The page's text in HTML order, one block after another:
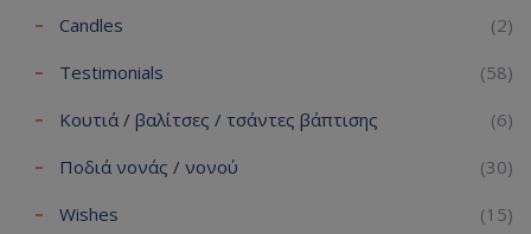
Candles
(2)
Testimonials
(58)
Κουτιά / βαλίτσες / τσάντες βάπτισης
(6)
Ποδιά νονάς / νονού
(30)
Wishes
(15)